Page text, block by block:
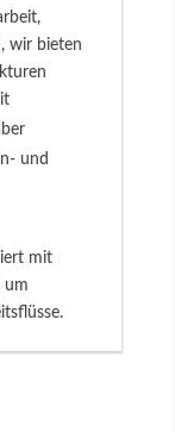
wir bieten
und
mit
um